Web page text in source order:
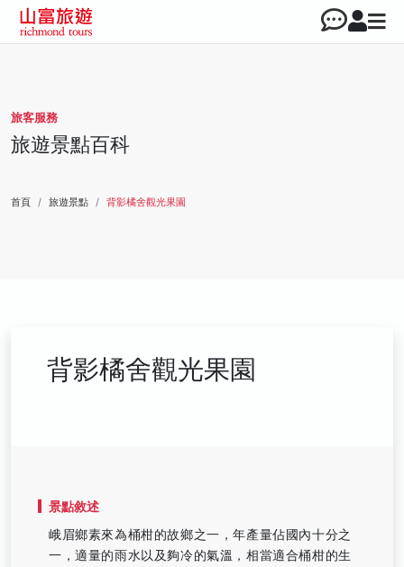
旅客服務
旅遊景點百科
首頁 旅遊景點 背影橘舍觀光果園
背影橘舍觀光果園
景點敘述
峨眉鄉素來為桶柑的故鄉之一，年產量佔國內十分之
一，適量的雨水以及夠冷的氣溫，相當適合桶柑的生